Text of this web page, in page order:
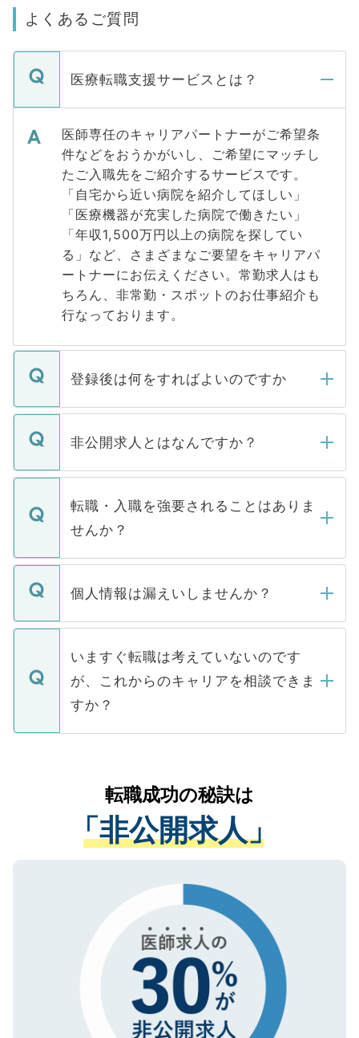
よくあるご質問
医療転職支援サービスとは？
医師専任のキャリアパートナーがご希望条
件などをおうかがいし、ご希望にマッチし
たご入職先をご紹介するサービスです。
「自宅から近い病院を紹介してほしい」
「医療機器が充実した病院で働きたい」
「年収1,500万円以上の病院を探してい
る」など、さまざまなご要望をキャリアパ
ートナーにお伝えください。常勤求人はも
ちろん、非常勤・スポットのお仕事紹介も
行なっております。
登録後は何をすればよいのですか
ご登録いただきましたら、弊社担当者がご
登録内容を確認し、その後メールもしくは
ます。通常、5営業日以内にはご連絡をせて
いただきますので、しばらくお待ちくださ
い。
非公開求人とはなんですか？
マイナビDOCTORで取り扱っている求人の
うち約3割は、Webサイトからご覧いただ
けない「非公開求人」です。非公開求人は
下記の理由によって、一般には公開してい
ません。
■応募殺到を避けるため 人気のある医療機
関を公にしてしまうと、応募が殺到する場
に、医療機関が求める条件に合った人材の
みを人材紹介会社に依頼するケースが増え
ています。
転職・入職を強要されることはありま
せんか？
転職・入職を強要することは一切ありませ
ん。また、仮に応募先から内定をいただい
定を承諾する必要はありません。内定先へ
の辞退の連絡はキャリアパートナーが行い
ますので、ご安心ください。
個人情報は漏えいしませんか？
個人情報が漏えいすることはありませんの
で、ご安心ください。当サイトからの登録
などで収集したご登録者様の個人情報は、
ご本人のキャリアアップおよび転職活動の
支援を目的に使用いたします。お預かりし
ているすべての個人データはご本人の許可
は、個人情報の取り扱いについての厳密な
管理基準を満たした事業者のみに付与され
る、プライバシーマークを取得済みです。
ご登録いただいた個人情報は、SSL（デー
で、機密保持に関してもご安心ください。
いますぐ転職は考えていないのです
が、これからのキャリアを相談できま
すか？
かがいして、現在の医療機関の状況や紹介
経験をまじえながら、適切なアドバイスを
させていただきます。すぐにご転職をされ
ない方には、長期的なサポートが可能です
ので、まずはご登録ください。
転職成功の秘訣は
「非公開求人」